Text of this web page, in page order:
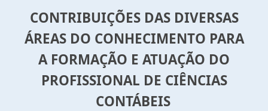
CONTRIBUIÇÕES DAS DIVERSAS
ÁREAS DO CONHECIMENTO PARA
A FORMAÇÃO E ATUAÇÃO DO
PROFISSIONAL DE CIÊNCIAS
CONTÁBEIS